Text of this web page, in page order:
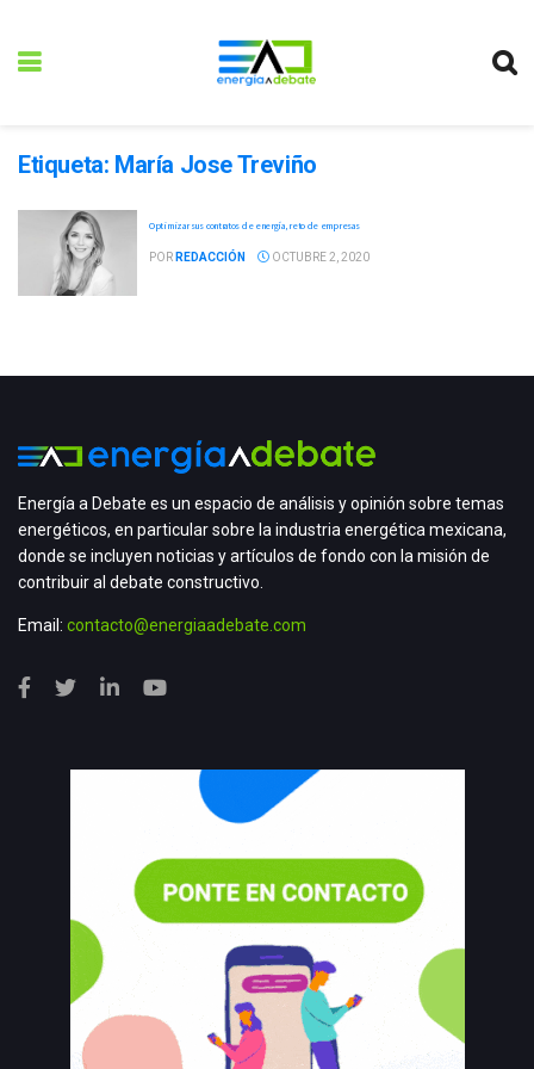
Etiqueta: María Jose Treviño
Optimizar sus contratos de energía, reto de empresas
POR REDACCIÓN OCTUBRE 2, 2020
Energía a Debate es un espacio de análisis y opinión sobre temas
energéticos, en particular sobre la industria energética mexicana,
donde se incluyen noticias y artículos de fondo con la misión de
contribuir al debate constructivo.
Email: contacto@energiaadebate.com